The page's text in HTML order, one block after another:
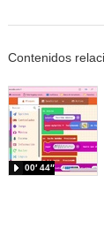
Contenidos
00′ 44″